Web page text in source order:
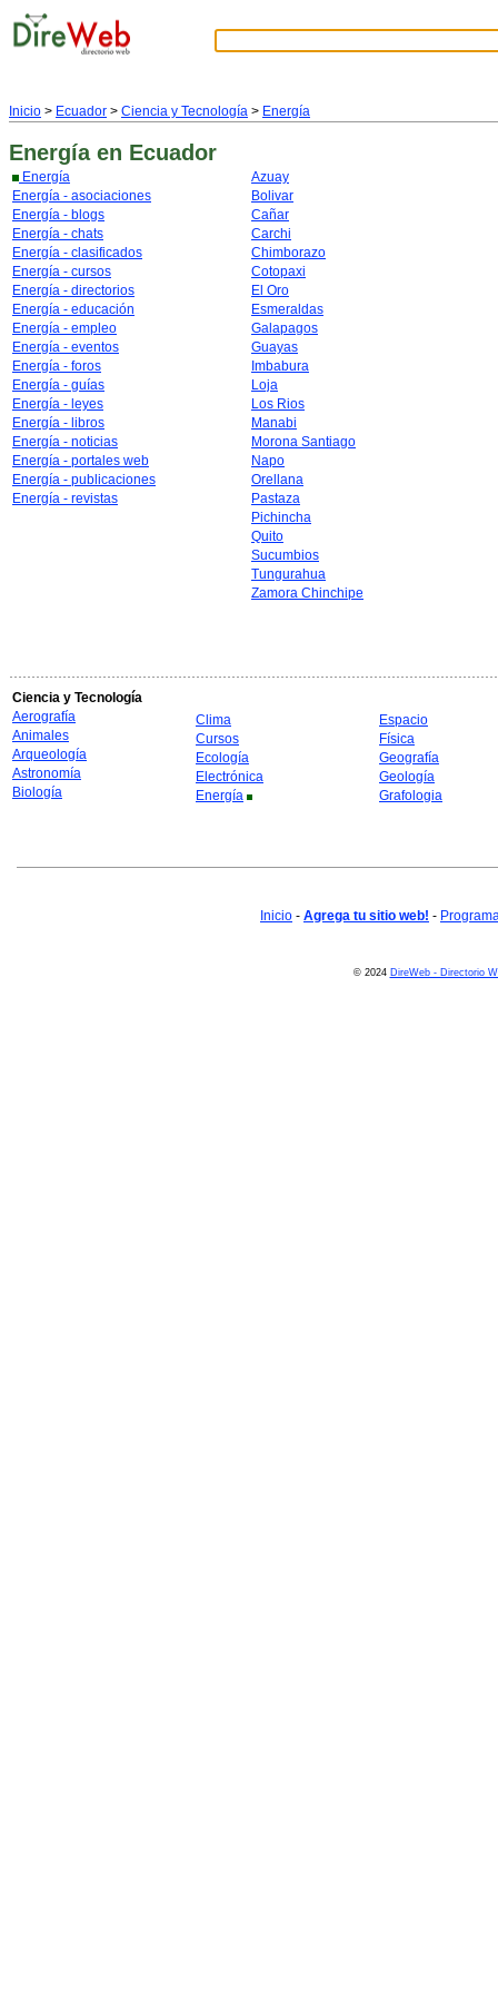
Inicio > Ecuador > Ciencia y Tecnología > Energía
Energía en Ecuador
Energía
Energía - asociaciones
Energía - blogs
Energía - chats
Energía - clasificados
Energía - cursos
Energía - directorios
Energía - educación
Energía - empleo
Energía - eventos
Energía - foros
Energía - guías
Energía - leyes
Energía - libros
Energía - noticias
Energía - portales web
Energía - publicaciones
Energía - revistas
Azuay
Bolivar
Cañar
Carchi
Chimborazo
Cotopaxi
El Oro
Esmeraldas
Galapagos
Guayas
Imbabura
Loja
Los Rios
Manabi
Morona Santiago
Napo
Orellana
Pastaza
Pichincha
Quito
Sucumbios
Tungurahua
Zamora Chinchipe
Ciencia y Tecnología
Aerografía
Animales
Arqueología
Astronomía
Biología
Clima
Cursos
Ecología
Electrónica
Energía
Espacio
Física
Geografía
Geología
Grafologia
Inicio - Agrega tu sitio web! -
© 2024 DireWeb - Directorio